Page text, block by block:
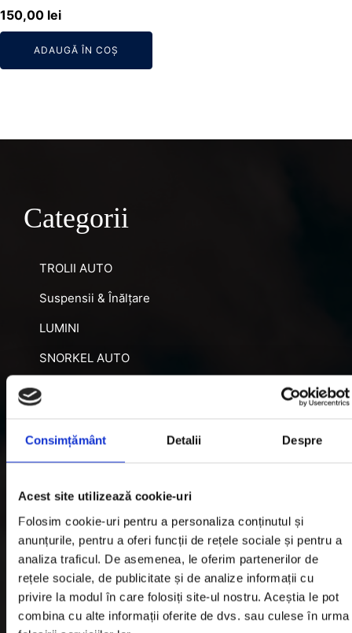
Consimțământ Detalii Despre
Acest site utilizează cookie-uri
Folosim cookie-uri pentru a personaliza conținutul și
anunțurile, pentru a oferi funcții de rețele sociale și pentru a
analiza traficul. De asemenea, le oferim partenerilor de
rețele sociale, de publicitate și de analize informații cu
privire la modul în care folosiți site-ul nostru. Aceștia le pot
combina cu alte informații oferite de dvs. sau culese în urma
150,00 lei
ADAUGĂ ÎN COȘ
Categorii
TROLII AUTO
Suspensii & Înălțare
LUMINI
SNORKEL AUTO
ACCESORII RECUPERARE
DISTANTIERE
Informatii utile
Informatii Livrare
Garantie si Retur